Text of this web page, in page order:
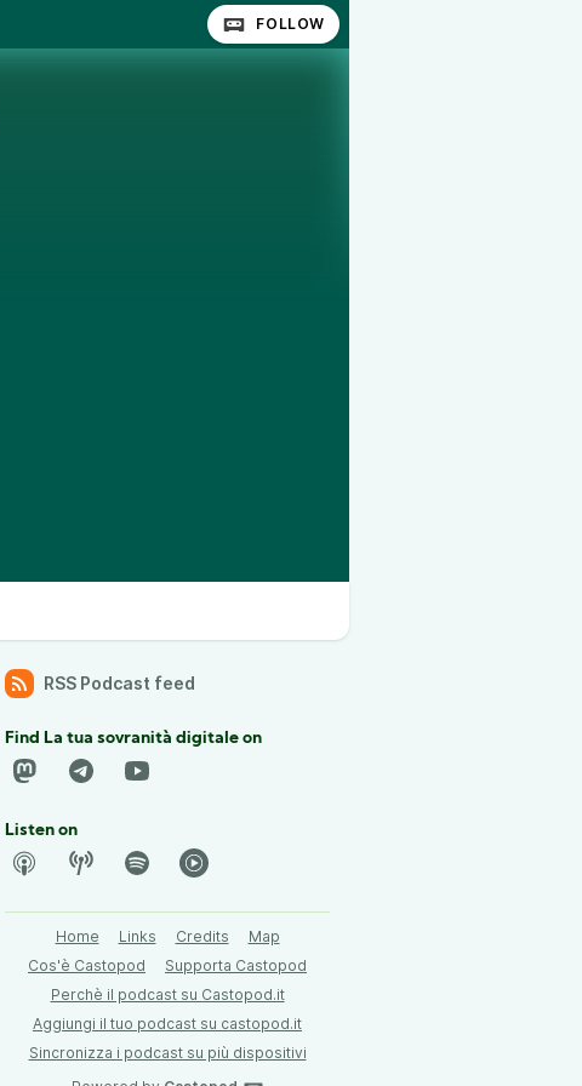
FOLLOW
RSS Podcast feed
Find La tua sovranità digitale on
Listen on
Home Links Credits
Map
Cos'è Castopod
Supporta Castopod
Perchè il podcast su Castopod.it
Aggiungi il tuo podcast su castopod.it
Sincronizza i podcast su più dispositivi